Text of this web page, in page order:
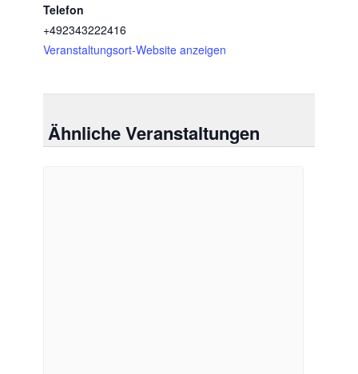
Telefon
+492343222416
Veranstaltungsort-Website anzeigen
Ähnliche Veranstaltungen